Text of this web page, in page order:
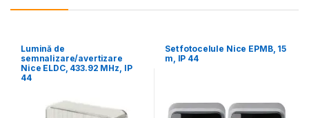
Lumină de
semnalizare/avertizare
Nice ELDC, 433.92 MHz, IP
44
Set fotocelule Nice EPMB, 15
m, IP 44